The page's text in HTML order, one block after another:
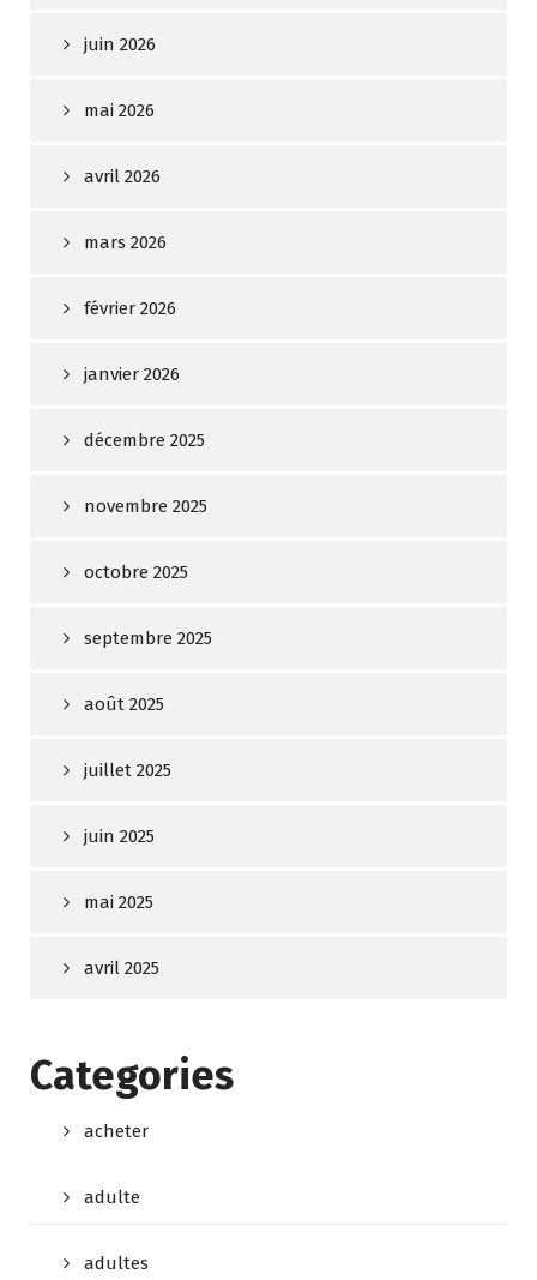
juin 2026
mai 2026
avril 2026
mars 2026
février 2026
janvier 2026
décembre 2025
novembre 2025
octobre 2025
septembre 2025
août 2025
juillet 2025
juin 2025
mai 2025
avril 2025
Categories
acheter
adulte
adultes